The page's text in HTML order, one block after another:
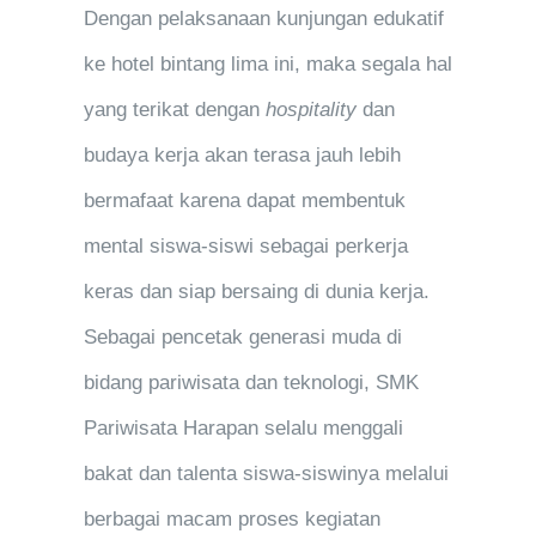
Dengan pelaksanaan kunjungan edukatif
ke hotel bintang lima ini, maka segala hal
yang terikat dengan hospitality dan
budaya kerja akan terasa jauh lebih
bermafaat karena dapat membentuk
mental siswa-siswi sebagai perkerja
keras dan siap bersaing di dunia kerja.
Sebagai pencetak generasi muda di
bidang pariwisata dan teknologi, SMK
Pariwisata Harapan selalu menggali
bakat dan talenta siswa-siswinya melalui
berbagai macam proses kegiatan